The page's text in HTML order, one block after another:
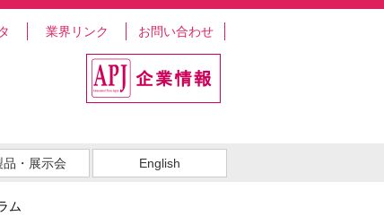
業界リンク お問い合わせ
品・展示会 English
ム